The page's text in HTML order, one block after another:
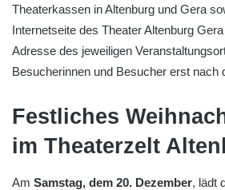
Theaterkassen in Altenburg und Gera
Internetseite des Theater Altenburg
Adresse des jeweiligen
Besucherinnen und Besucher erst nach
Festliches
im Theaterzelt
Am Samstag, dem 20. Dezember, lädt